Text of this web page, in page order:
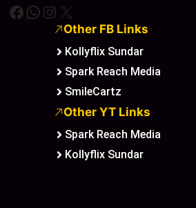
Facebook
WhatsApp
Instagram
X
Other FB Links
Kollyflix Sundar
Spark Reach Media
SmileCartz
Other YT Links
Spark Reach Media
Kollyflix Sundar